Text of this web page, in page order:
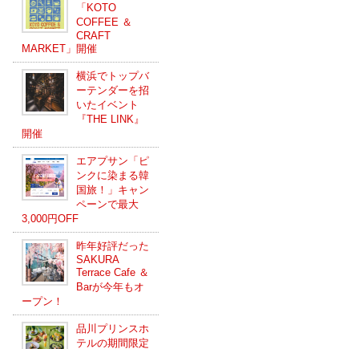
「KOTO
COFFEE ＆
CRAFT
MARKET」開催
横浜でトップバ
ーテンダーを招
いたイベント
『THE LINK』
開催
エアプサン「ピ
ンクに染まる韓
国旅！」キャン
ペーンで最大
3,000円OFF
昨年好評だった
SAKURA
Terrace Cafe ＆
Barが今年もオ
ープン！
品川プリンスホ
テルの期間限定